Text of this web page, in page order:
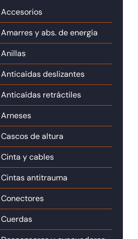
Accesorios
Amarres y abs. de energía
Anillas
Anticaídas deslizantes
Anticaídas retráctiles
Arneses
Cascos de altura
Cinta y cables
Cintas antitrauma
Conectores
Cuerdas